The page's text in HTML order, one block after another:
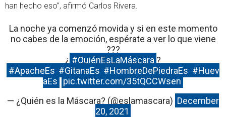
han hecho eso”, afirmó Carlos Rivera.
La noche ya comenzó movida y si en este momento
no cabes de la emoción, espérate a ver lo que viene
???
¿ #QuiénEsLaMáscara ?
#ApacheEs #GitanaEs #HombreDePiedraEs #Huev
aEs
pic.twitter.com/35tQCCWsen
— ¿Quién es la Máscara? (@eslamascara) December
20, 2021